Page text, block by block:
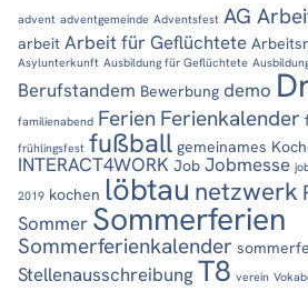
advent adventgemeinde Adventsfest AG
arbeit Arbeit für Geflüchtete
Asylunterkunft Ausbildung für Geflüchtete
Berufstandem Bewerbung demo
familienabend Ferien Ferienkalender
frühlingsfest fußball gemeinames
INTERACT4WORK Job Jobmesse
2019 kochen löbtau netzwerk
Sommer Sommerferien
Sommerferienkalender
Stellenausschreibung T8 verein